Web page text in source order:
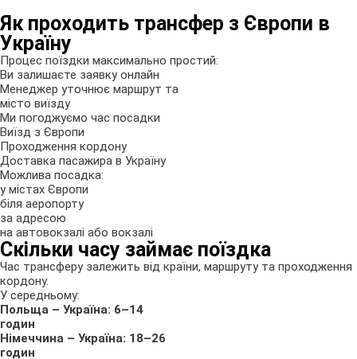
Як проходить трансфер з Європи в
Україну
Процес поїздки максимально простий:
Ви залишаєте заявку онлайн
Менеджер уточнює маршрут та
місто виїзду
Ми погоджуємо час посадки
Виїзд з Європи
Проходження кордону
Доставка пасажира в Україну
Можлива посадка:
у містах Європи
біля аеропорту
за адресою
на автовокзалі або вокзалі
Скільки часу займає поїздка
Час трансферу залежить від країни, маршруту та проходження
кордону.
У середньому:
Польща – Україна: 6–14
годин
Німеччина – Україна: 18–26
годин